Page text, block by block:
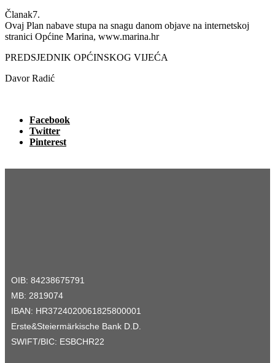
Članak7.
Ovaj Plan nabave stupa na snagu danom objave na internetskoj
stranici Općine Marina, www.marina.hr
PREDSJEDNIK OPĆINSKOG VIJEĆA
Davor Radić
Facebook
Twitter
Pinterest
OIB: 84238675791
MB: 2819074
IBAN: HR3724020061825800001
Erste&Steiermärkische Bank D.D.
SWIFT/BIC: ESBCHR22